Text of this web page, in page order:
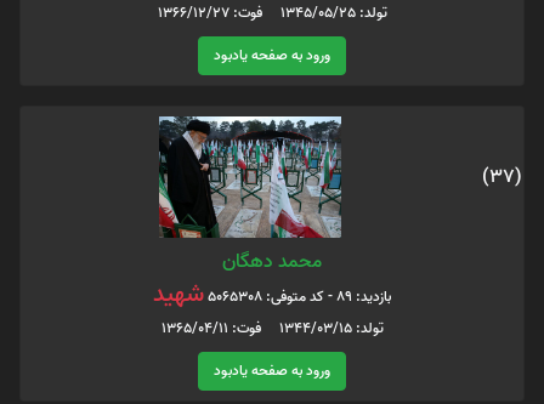
تولد: 1345/05/25 فوت: 1366/12/27
ورود به صفحه یادبود
(37)
محمد دهگان
بازدید: 89 - کد متوفی: 5065308 شهید
تولد: 1344/03/15 فوت: 1365/04/11
ورود به صفحه یادبود